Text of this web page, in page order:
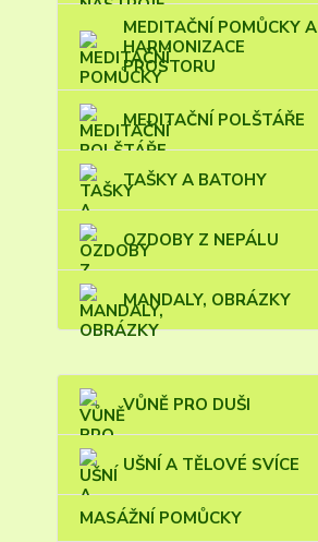
MEDITAČNÍ POMŮCKY A
HARMONIZACE
PROSTORU
MEDITAČNÍ POLŠTÁŘE
TAŠKY A BATOHY
OZDOBY Z NEPÁLU
MANDALY, OBRÁZKY
VŮNĚ PRO DUŠI
UŠNÍ A TĚLOVÉ SVÍCE
MASÁŽNÍ POMŮCKY